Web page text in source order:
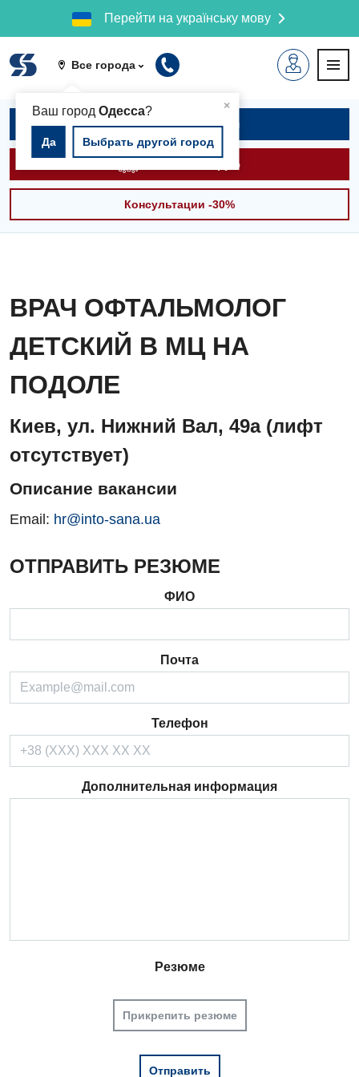
Перейти на українську мову
Все города
×
Ваш город Одесса?
Да Выбрать другой город
Записаться на приём
Вызвать скорую
Консультации -30%
ВРАЧ ОФТАЛЬМОЛОГ
ДЕТСКИЙ В МЦ НА
ПОДОЛЕ
Киев, ул. Нижний Вал, 49а (лифт
отсутствует)
Описание вакансии
Email: hr@into-sana.ua
ОТПРАВИТЬ РЕЗЮМЕ
ФИО
Почта
Телефон
Дополнительная информация
Резюме
Прикрепить резюме